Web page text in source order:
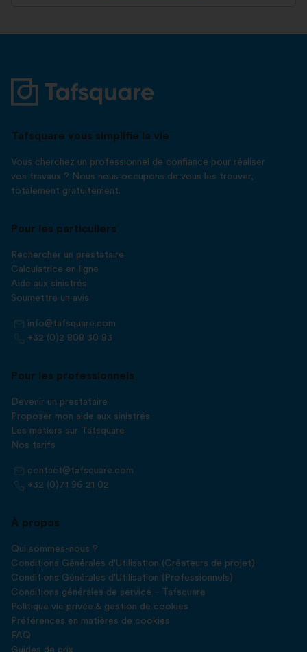
Tafsquare vous simplifie la vie
Vous cherchez un professionnel de confiance pour réaliser
vos travaux ? Nous nous occupons de vous les trouver,
totalement gratuitement.
Pour les particuliers
Rechercher un prestataire
Calculatrice en ligne
Aide aux sinistrés
Soumettre un avis
info@tafsquare.com
+32 (0)2 808 30 83
Pour les professionnels
Devenir un prestataire
Proposer mon aide aux sinistrés
Les métiers sur Tafsquare
Nos tarifs
contact@tafsquare.com
+32 (0)71 96 21 02
À propos
Qui sommes-nous ?
Conditions Générales d'Utilisation (Créateurs de projet)
Conditions Générales d'Utilisation (Professionnels)
Conditions générales de service – Tafsquare
Politique vie privée & gestion de cookies
Préférences en matières de cookies
FAQ
Guides de prix